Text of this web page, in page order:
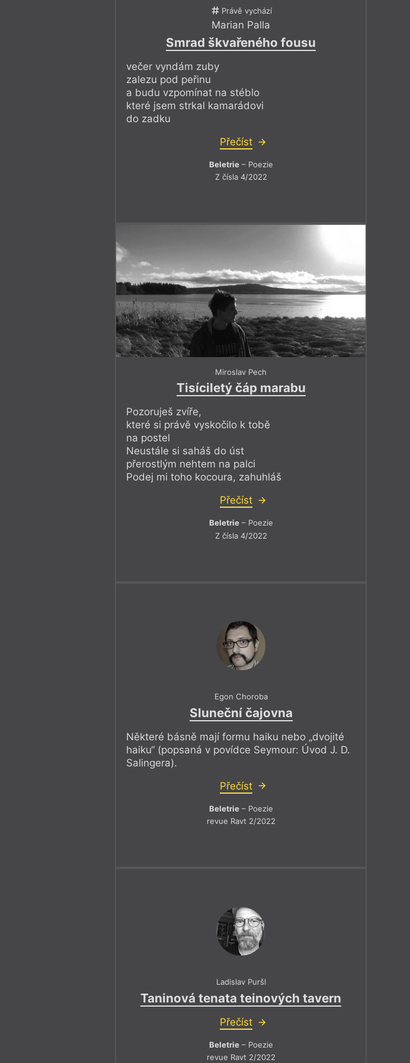
Právě vychází
Marian Palla
Smrad škvařeného fousu
večer vyndám zuby
zalezu pod peřinu
a budu vzpomínat na stéblo
které jsem strkal kamarádovi
do zadku
Přečíst
Beletrie– Poezie
Z čísla 4/2022
Miroslav Pech
Tisíciletý čáp marabu
Pozoruješ zvíře,
které si právě vyskočilo k tobě
na postel
Neustále si saháš do úst
přerostlým nehtem na palci
Podej mi toho kocoura, zahuhláš
Přečíst
Beletrie– Poezie
Z čísla 4/2022
Egon Choroba
Sluneční čajovna
Některé básně mají formu haiku nebo „dvojité
haiku“ (popsaná v povídce Seymour: Úvod J. D.
Salingera).
Přečíst
Beletrie– Poezie
revue Ravt 2/2022
Ladislav Puršl
Taninová tenata teinových tavern
Přečíst
Beletrie– Poezie
revue Ravt 2/2022